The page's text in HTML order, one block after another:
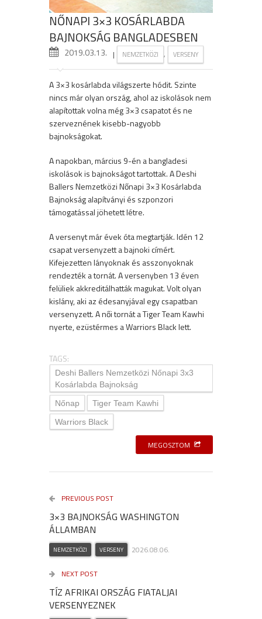
NŐNAPI 3×3 KOSÁRLABDA
BAJNOKSÁG BANGLADESBEN
2019.03.13. | NEMZETKÖZI , VERSENY
A 3×3 kosárlabda világszerte hódit. Szinte
nincs már olyan ország, ahol az iskolások nem
alapítottak volna még 3×3 csapatot és ne
szerveznének kisebb-nagyobb
bajnokságokat.
A napokban, március 9-én a bangladesi
iskolások is bajnokságot tartottak. A Deshi
Ballers Nemzetközi Nőnapi 3×3 Kosárlabda
Bajnokság alapítványi és szponzori
támogatással jöhetett létre.
A versenyt már évek óta megtartják. Idén 12
csapat versenyzett a bajnoki címért.
Kifejezetten lányoknak és asszonyoknak
rendezték a tornát. A versenyben 13 éven
felüliek akkreditálhatták magukat. Volt olyan
kislány, aki az édesanyjával egy csapatban
versenyzett. A női tornát a Tiger Team Kawhi
nyerte, ezüstérmes a Warriors Black lett.
TAGS:
Deshi Ballers Nemzetközi Nőnapi 3x3
Kosárlabda Bajnokság
Nőnap
Tiger Team Kawhi
Warriors Black
MEGOSZTOM
PREVIOUS POST
3×3 BAJNOKSÁG WASHINGTON
ÁLLAMBAN
NEMZETKÖZI VERSENY 2026.08.06.
NEXT POST
TÍZ AFRIKAI ORSZÁG FIATALJAI
VERSENYEZNEK